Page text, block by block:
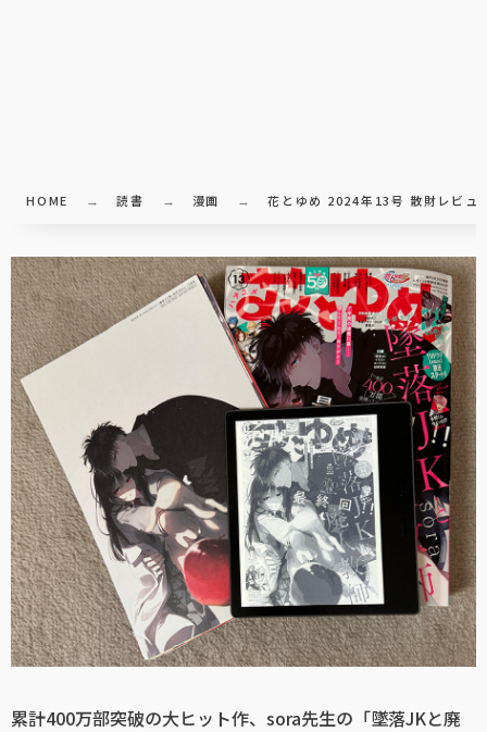
HOME 読書 漫画 花とゆめ 2024年13号 散財レビュ
累計400万部突破の大ヒット作、sora先生の「墜落JKと廃